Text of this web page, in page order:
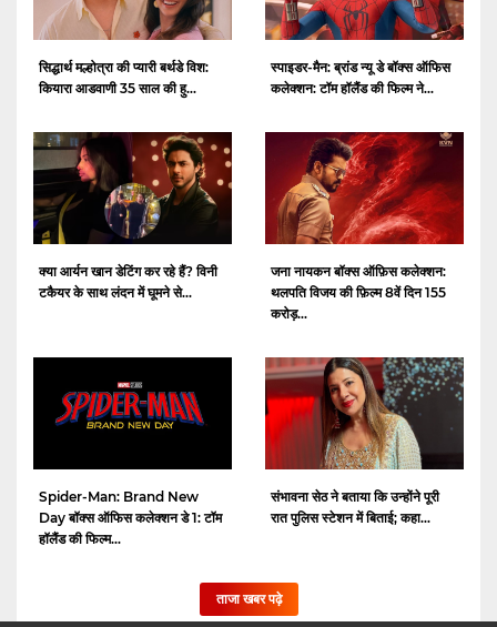
सिद्धार्थ मल्होत्रा ​​की प्यारी बर्थडे विश:
कियारा आडवाणी 35 साल की हु...
स्पाइडर-मैन: ब्रांड न्यू डे बॉक्स ऑफिस
कलेक्शन: टॉम हॉलैंड की फिल्म ने...
क्या आर्यन खान डेटिंग कर रहे हैं? विनी
टकैयर के साथ लंदन में घूमने से...
जना नायकन बॉक्स ऑफ़िस कलेक्शन:
थलपति विजय की फ़िल्म 8वें दिन 155
करोड़...
Spider-Man: Brand New
Day बॉक्स ऑफिस कलेक्शन डे 1: टॉम
हॉलैंड की फिल्म...
संभावना सेठ ने बताया कि उन्होंने पूरी
रात पुलिस स्टेशन में बिताई; कहा...
ताजा खबर पढ़े